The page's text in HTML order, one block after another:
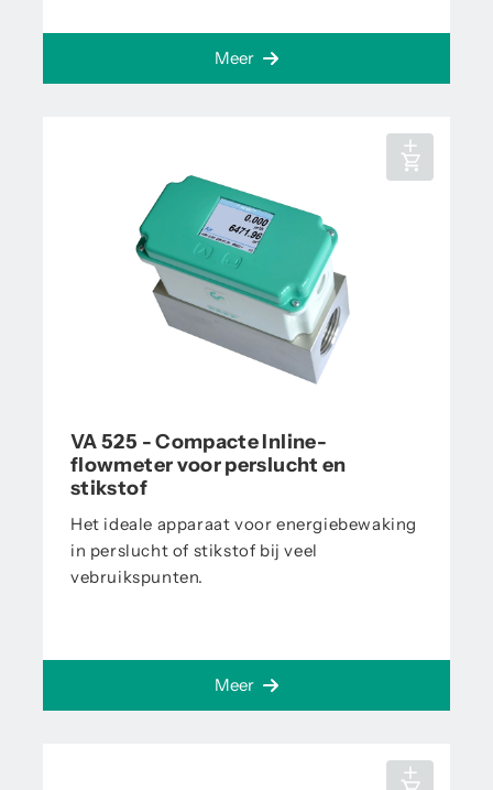
Meer
VA 525 - Compacte Inline-
flowmeter voor perslucht en
stikstof
Het ideale apparaat voor energiebewaking
in perslucht of stikstof bij veel
vebruikspunten.
Meer